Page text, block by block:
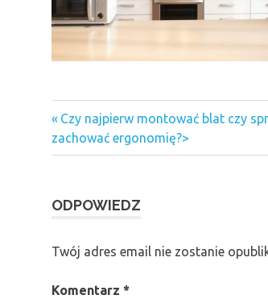
Nawigacja
wpisu
Previous
Post:
Czy najpierw montować blat czy
zachować ergonomię?>
ODPOWIEDZ
Twój adres email nie zostanie
Komentarz *